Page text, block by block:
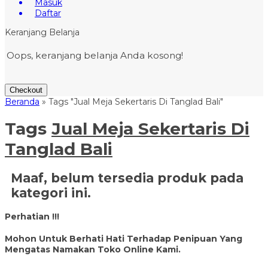
Masuk
Daftar
Keranjang Belanja
Oops, keranjang belanja Anda kosong!
Checkout
Beranda » Tags "Jual Meja Sekertaris Di Tanglad Bali"
Tags Jual Meja Sekertaris Di
Tanglad Bali
Maaf, belum tersedia produk pada
kategori ini.
Perhatian !!!
Mohon Untuk Berhati Hati Terhadap Penipuan Yang
Mengatas Namakan Toko Online Kami.